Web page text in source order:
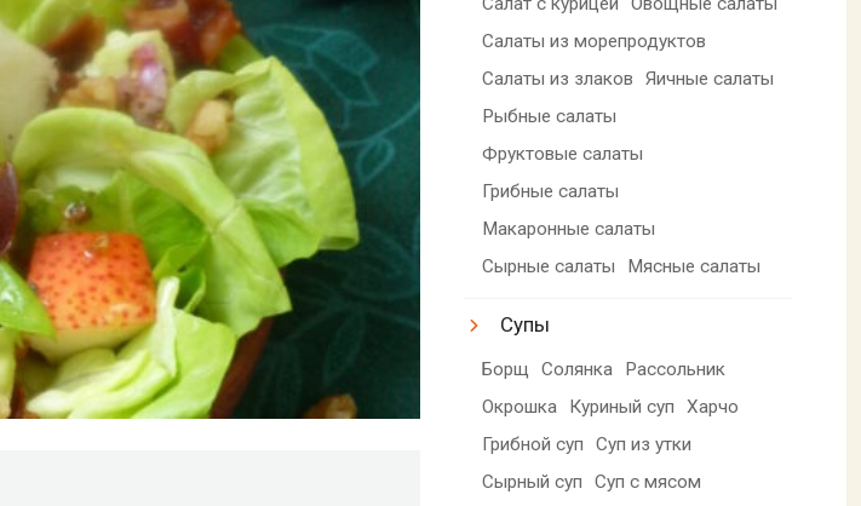
Салаты из морепродуктов
Салаты из злаков
Яичные салаты
Рыбные салаты
Фруктовые салаты
Грибные салаты
Макаронные салаты
Сырные салаты
Мясные салаты
Супы
Борщ Солянка
Рассольник
Окрошка
Куриный суп
Харчо
Грибной суп
Суп из утки
Сырный суп
Суп с мясом